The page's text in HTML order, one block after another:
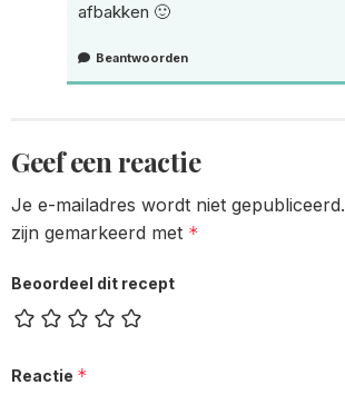
afbakken 🙂
Beantwoorden
Geef een reactie
Je e-mailadres wordt niet gepubliceerd.
zijn gemarkeerd met *
Beoordeel dit recept
Reactie *